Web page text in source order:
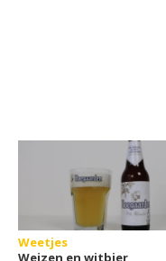
Weetjes
Weizen en witbier